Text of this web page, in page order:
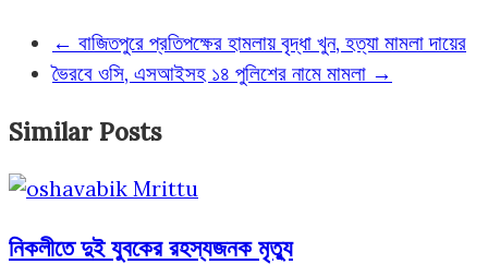
← বাজিতপুরে প্রতিপক্ষের হামলায় বৃদ্ধা খুন, হত্যা মামলা দায়ের
ভৈরবে ওসি, এসআইসহ ১৪ পুলিশের নামে মামলা →
Similar Posts
নিকলীতে দুই যুবকের রহস্যজনক মৃত্যু